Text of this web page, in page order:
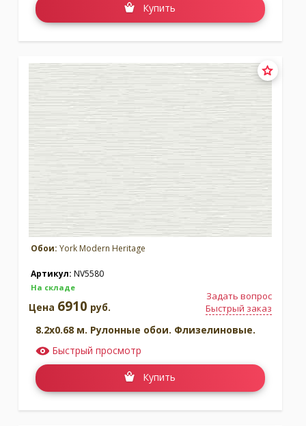
Купить
Обои: York Modern Heritage
Артикул: NV5580
На складе
Задать вопрос
Быстрый заказ
Цена 6910 руб.
8.2x0.68 м. Рулонные обои. Флизелиновые.
Быстрый просмотр
Купить